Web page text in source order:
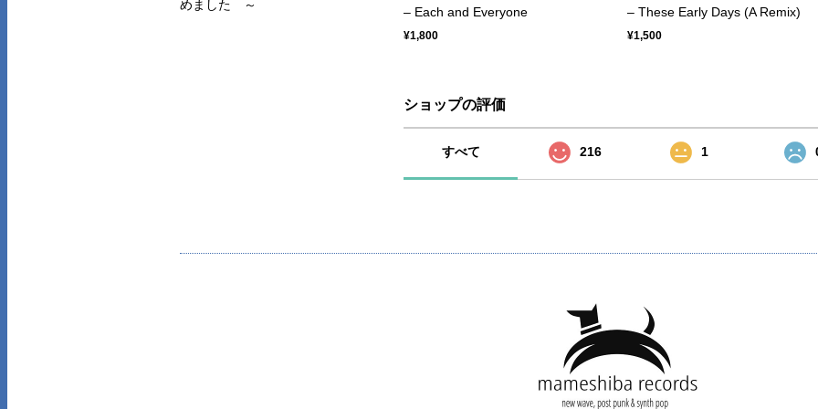
– Each and Everyone
¥1,800
– These Early Days (A Remix)
¥1,500
ショップの評価
すべて 216 1
めました ～